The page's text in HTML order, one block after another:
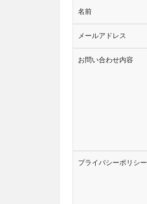
名前
メールアドレス
お問い合わせ内容
プライバシーポリシー